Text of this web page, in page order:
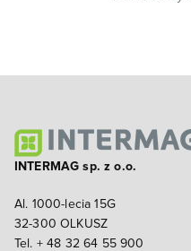
INTERMAG sp. z o.o.
Al. 1000-lecia 15G
32-300 OLKUSZ
Tel. + 48 32 64 55 900